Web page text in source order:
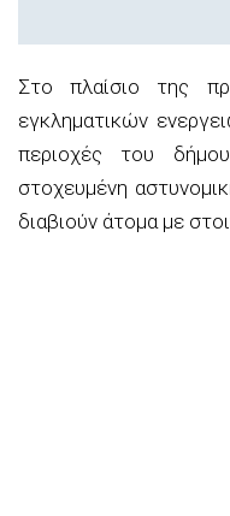
Στο πλαίσιο της
εγκληματικών
περιοχές του
στοχευμένη
διαβιούν άτομα με